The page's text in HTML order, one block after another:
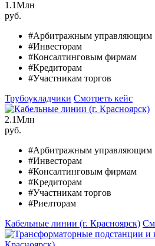
1.1Млн
руб.
#Арбитражным управляющим
#Инвесторам
#Консалтинговым фирмам
#Кредиторам
#Участникам торгов
Трубоукладчики Смотреть кейс
2.1Млн
руб.
#Арбитражным управляющим
#Инвесторам
#Консалтинговым фирмам
#Кредиторам
#Участникам торгов
#Риелторам
Кабельные линии (г. Красноярск)